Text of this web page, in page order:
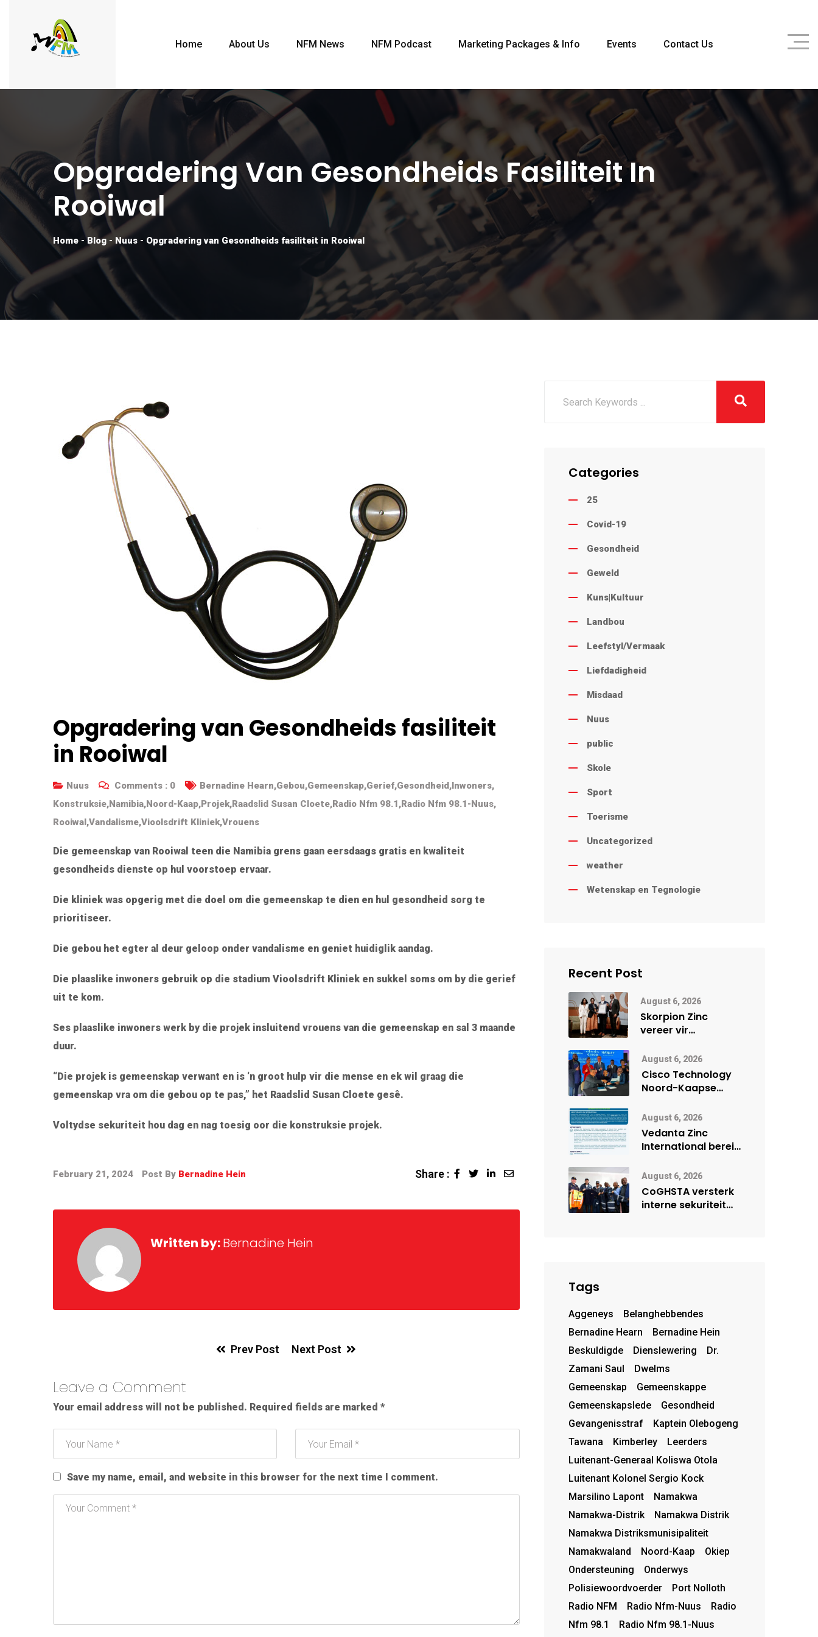
Home About Us NFM News NFM Podcast Marketing Packages & Info Events Contact Us
Opgradering Van Gesondheids Fasiliteit In
Rooiwal
Home -Blog - Nuus - Opgradering van Gesondheids fasiliteit in Rooiwal
Opgradering van Gesondheids fasiliteit
in Rooiwal
Nuus Comments : 0 Bernadine Hearn,Gebou,Gemeenskap,Gerief,Gesondheid,Inwoners,
Konstruksie,Namibia,Noord-Kaap,Projek,Raadslid Susan Cloete,Radio Nfm 98.1,Radio Nfm 98.1-Nuus,
Rooiwal,Vandalisme,Vioolsdrift Kliniek,Vrouens
Die gemeenskap van Rooiwal teen die Namibia grens gaan eersdaags gratis en kwaliteit
gesondheids dienste op hul voorstoep ervaar.
Die kliniek was opgerig met die doel om die gemeenskap te dien en hul gesondheid sorg te
prioritiseer.
Die gebou het egter al deur geloop onder vandalisme en geniet huidiglik aandag.
Die plaaslike inwoners gebruik op die stadium Vioolsdrift Kliniek en sukkel soms om by die gerief
uit te kom.
Ses plaaslike inwoners werk by die projek insluitend vrouens van die gemeenskap en sal 3 maande
duur.
“Die projek is gemeenskap verwant en is ‘n groot hulp vir die mense en ek wil graag die
gemeenskap vra om die gebou op te pas,” het Raadslid Susan Cloete gesê.
Voltydse sekuriteit hou dag en nag toesig oor die konstruksie projek.
February 21, 2024 Post By Bernadine Hein Share :
Written by:Bernadine Hein
Prev Post Next Post
Leave a Comment
Your email address will not be published. Required fields are marked *
Save my name, email, and website in this browser for the next time I comment.
Categories
25
Covid-19
Gesondheid
Geweld
Kuns|Kultuur
Landbou
Leefstyl/Vermaak
Liefdadigheid
Misdaad
Nuus
public
Skole
Sport
Toerisme
Uncategorized
weather
Wetenskap en Tegnologie
Recent Post
August 6, 2026
Skorpion Zinc
vereer vir
veiligheidsprestasie
by Namibië Mynbou
Ekspo
August 6, 2026
Cisco Technology
Noord-Kaapse
digitale toekoms
deur Cisco-
vennootskap
August 6, 2026
Vedanta Zinc
International berei
vir moontlike
herbegin
August 6, 2026
CoGHSTA versterk
interne sekuriteit
Tags
Aggeneys
Belanghebbendes
Bernadine Hearn
Bernadine Hein
Beskuldigde
Dienslewering
Dr.
Zamani Saul
Dwelms
Gemeenskap
Gemeenskappe
Gemeenskapslede
Gesondheid
Gevangenisstraf
Kaptein Olebogeng
Tawana
Kimberley
Leerders
Luitenant-Generaal Koliswa Otola
Luitenant Kolonel Sergio Kock
Marsilino Lapont
Namakwa
Namakwa-Distrik
Namakwa Distrik
Namakwa Distriksmunisipaliteit
Namakwaland
Noord-Kaap
Okiep
Ondersteuning
Onderwys
Polisiewoordvoerder
Port Nolloth
Radio NFM
Radio Nfm-Nuus
Radio
Nfm 98.1
Radio Nfm 98.1-Nuus